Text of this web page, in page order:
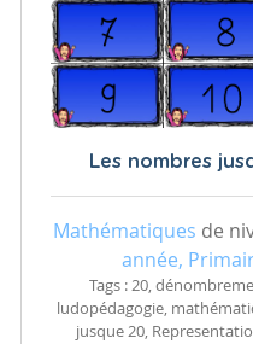
Les nombres
Mathématiques de
année,
Tags : 20,
ludopédagogie,
jusque 20,